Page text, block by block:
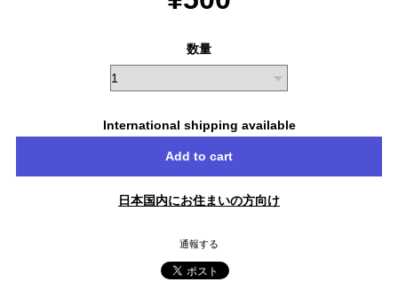
数量
International shipping available
Add to cart
日本国内にお住まいの方向け
通報する